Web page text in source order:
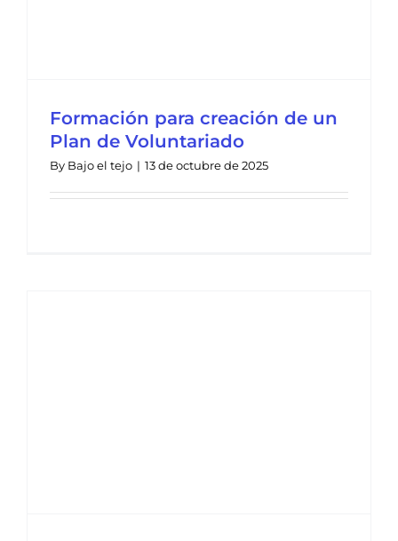
Formación para creación de un
Plan de Voluntariado
By Bajo el tejo | 13 de octubre de 2025